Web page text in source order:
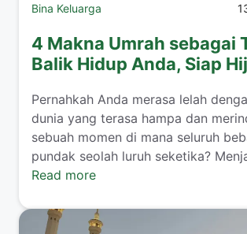
Bina Keluarga
4 Makna Umrah sebagai
Balik Hidup Anda, Siap
​Pernahkah Anda merasa lelah
dunia yang terasa hampa dan
sebuah momen di mana seluruh
pundak seolah luruh seketika?
Read more